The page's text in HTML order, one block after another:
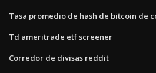
Tasa promedio de hash de bitcoin de
Td ameritrade etf screener
Corredor de divisas reddit